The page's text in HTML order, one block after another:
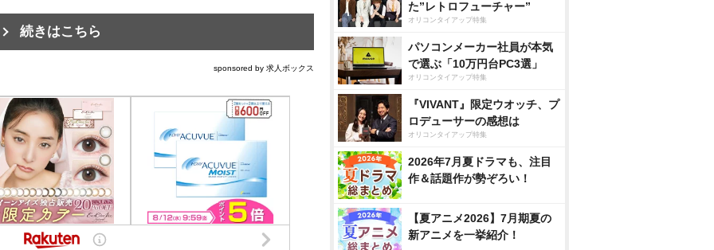
続きはこちら
sponsored by 求人ボックス
た”レトロフューチャー”
オリコンタイアップ特集
パソコンメーカー社員が本気
で選ぶ「10万円台PC3選」
オリコンタイアップ特集
『VIVANT』限定ウオッチ、プ
ロデューサーの感想は
オリコンタイアップ特集
2026年7月夏ドラマも、注目
作＆話題作が勢ぞろい！
【夏アニメ2026】7月期夏の
新アニメを一挙紹介！